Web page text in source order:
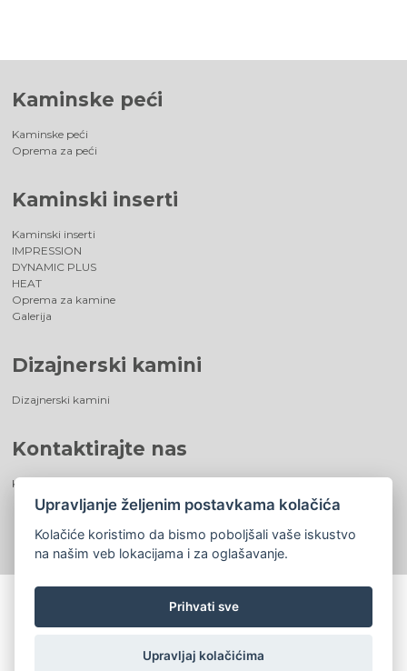
Kaminske peći
Kaminske peći
Oprema za peći
Kaminski inserti
Kaminski inserti
IMPRESSION
DYNAMIC PLUS
HEAT
Oprema za kamine
Galerija
Dizajnerski kamini
Dizajnerski kamini
Kontaktirajte nas
Kontaktirajte nas
Romotop 2026 | Webdesign bySpaneco
Upravljanje željenim postavkama kolačića
Kolačiće koristimo da bismo poboljšali vaše iskustvo
na našim veb lokacijama i za oglašavanje.
Prihvati sve
Upravljaj kolačićima